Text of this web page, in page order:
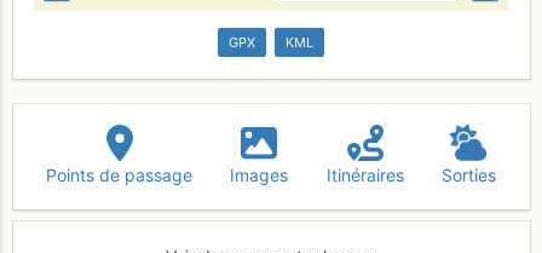
GPX KML
Points de passage Images Itinéraires Sorties